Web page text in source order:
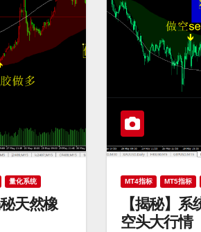
量化系统
天然橡
MT4指标 MT5指标
【揭秘】
空头大行情